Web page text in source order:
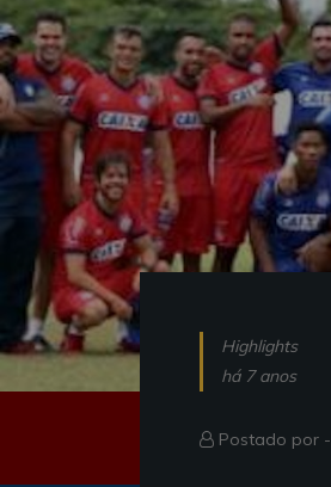
Highlights
há 7 anos
Postado por -